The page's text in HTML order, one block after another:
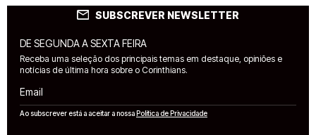
SUBSCREVER NEWSLETTER
DE SEGUNDA A SEXTA FEIRA
Receba uma seleção dos principais temas em destaque, opiniões e
notícias de última hora sobre o Corinthians.
Email
Ao subscrever está a aceitar a nossaPolítica de Privacidade